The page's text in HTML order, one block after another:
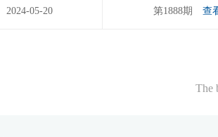
2024-05-20 第1888期 查
The